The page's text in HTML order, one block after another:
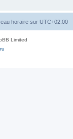
horaire sur UTC+02:00
Limited